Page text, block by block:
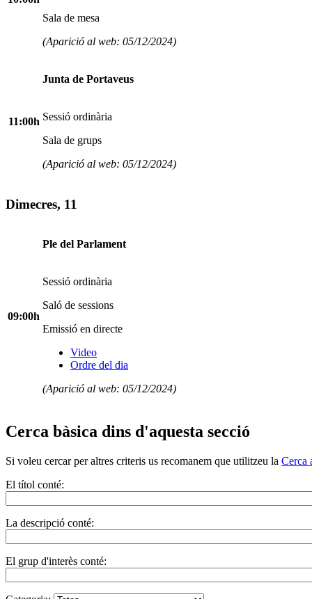
Sala de mesa
(Aparició al web: 05/12/2024)
11:00h
Junta de Portaveus
Sessió ordinària
Sala de grups
(Aparició al web: 05/12/2024)
Dimecres, 11
09:00h
Ple del Parlament
Sessió ordinària
Saló de sessions
Emissió en directe
Video
Ordre del dia
(Aparició al web: 05/12/2024)
Cerca bàsica dins d'aquesta secció
Si voleu cercar per altres criteris us recomanem que utilitzeu la Cerca
El títol conté:
La descripció conté:
El grup d'interès conté: